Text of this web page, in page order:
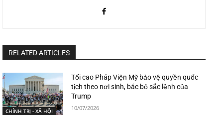
RELATED ARTICLES
CHÍNH TRỊ - XÃ HỘI
Tối cao Pháp Viện Mỹ bảo vệ quyền quốc
tịch theo nơi sinh, bác bỏ sắc lệnh của
Trump
10/07/2026